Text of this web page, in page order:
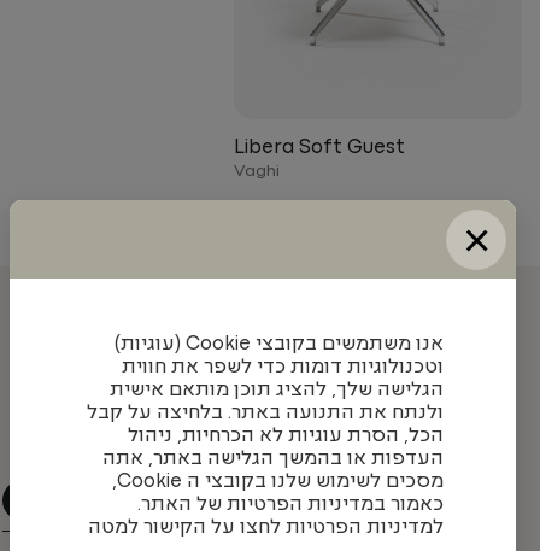
Libera Soft Guest
Vaghi
עדכונים והשראה מאיתנו
הצטרפו לניוזלטר שלנו כדי להתעדכן בעיצובים חדשים,
פרויקטים מעניינים ומגמות בתחום
×
אנו משתמשים בקובצי Cookie (עוגיות)
וטכנולוגיות דומות כדי לשפר את חווית
הגלישה שלך, להציג תוכן מותאם אישית
ולנתח את התנועה באתר. בלחיצה על קבל
הכל, הסרת עוגיות לא הכרחיות, ניהול
העדפות או בהמשך הגלישה באתר, אתה
מסכים לשימוש שלנו בקובצי ה Cookie,
כאמור במדיניות הפרטיות של האתר.
למדיניות הפרטיות לחצו על הקישור למטה